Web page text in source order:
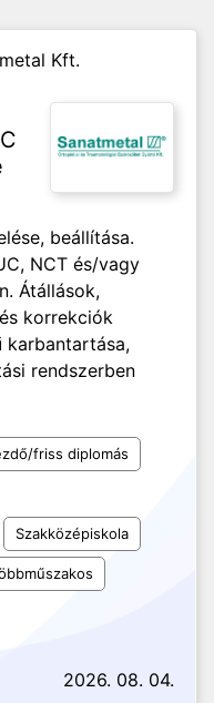
Kft.
beállítása.
NCT és/vagy
Átállások,
korrekciók
karbantartása,
rendszerben
friss diplomás
Szakközépiskola
2026. 08. 04.